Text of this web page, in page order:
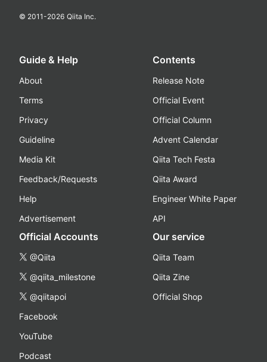
© 2011-2026 Qiita Inc.
Guide & Help
About
Terms
Privacy
Guideline
Media Kit
Feedback/Requests
Help
Advertisement
Contents
Release Note
Official Event
Official Column
Advent Calendar
Qiita Tech Festa
Qiita Award
Engineer White Paper
API
Official Accounts
@Qiita
@qiita_milestone
@qiitapoi
Facebook
YouTube
Podcast
Our service
Qiita Team
Qiita Zine
Official Shop